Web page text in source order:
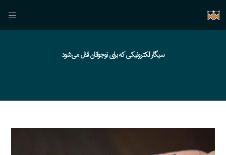
سیگار الکترونیکی که برای نوجوانان قفل می‌شود